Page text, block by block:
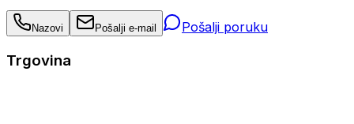
Nazovi Pošalji e-mail Pošalji poruku
Trgovina